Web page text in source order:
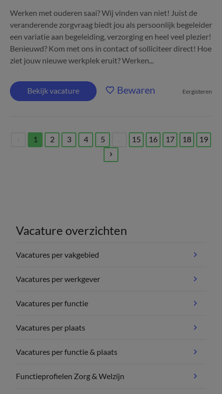
Werken met ouderen saai? Wij vinden van niet! Juist de
veranderende zorgvraag biedt jou als persoonlijk begeleider
een variatie aan begeleiding, verzorging en heel veel plezier!
Benieuwd? Kom met ons in contact of solliciteer direct! Hoe
ziet jouw nieuwe werkplek eruit? Werken...
Bekijk vacature Bewaren Eergisteren
1
(current)
2 3 4 5 15 16 17 18 19
Vacature overzichten
Vacatures per vakgebied
Vacatures per werkgever
Vacatures per functie
Vacatures per plaats
Vacatures per functie & plaats
Functieprofielen Zorg & Welzijn